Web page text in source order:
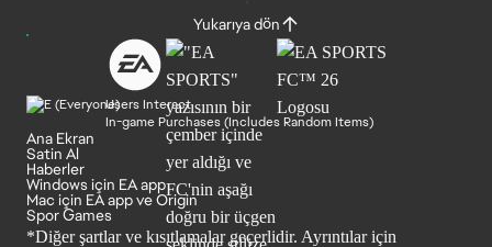
Yukarıya dön
Users Interact
In-game Purchases (Includes Random Items)
Ana Ekran
Satin Al
Haberler
Windows için EA app
Mac için EA app ve Origin
Spor Games
*Diğer şartlar ve kısıtlamalar geçerlidir. Ayrıntılar için